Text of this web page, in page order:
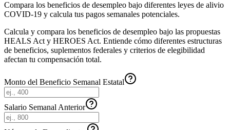
Compara los beneficios de desempleo bajo diferentes leyes de alivio
COVID-19 y calcula tus pagos semanales potenciales.
Calcula y compara los beneficios de desempleo bajo las propuestas
HEALS Act y HEROES Act. Entiende cómo diferentes estructuras
de beneficios, suplementos federales y criterios de elegibilidad
afectan tu compensación total.
Monto del Beneficio Semanal Estatal
Salario Semanal Anterior